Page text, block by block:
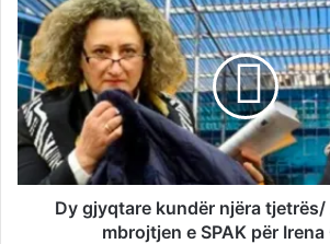
Dy gjyqtare kundër njëra tjetrës/
mbrojtjen e SPAK për